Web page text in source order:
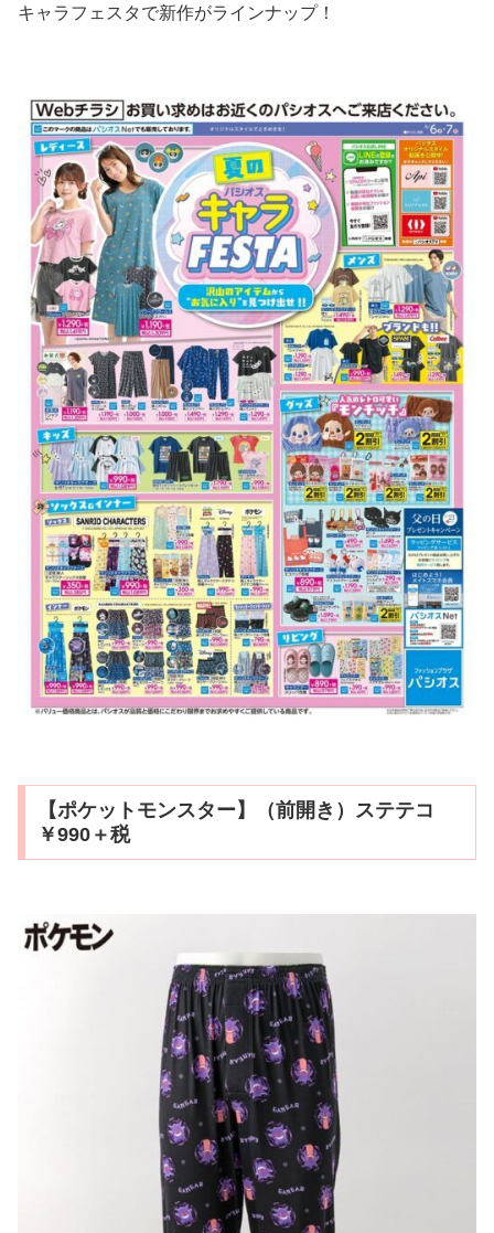
キャラフェスタで新作がラインナップ！
【ポケットモンスター】（前開き）ステテコ
￥990＋税